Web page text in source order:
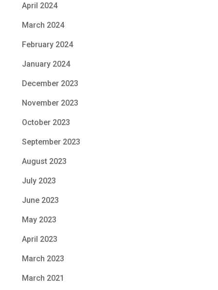
April 2024
March 2024
February 2024
January 2024
December 2023
November 2023
October 2023
September 2023
August 2023
July 2023
June 2023
May 2023
April 2023
March 2023
March 2021